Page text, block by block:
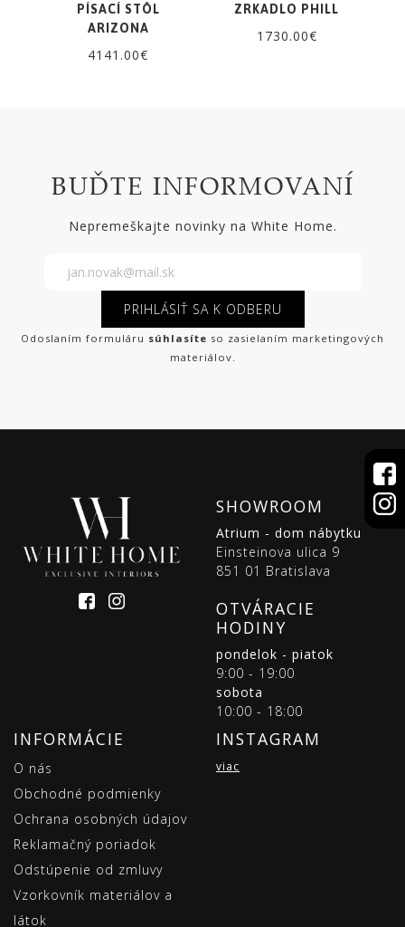
PÍSACÍ STÔL
ARIZONA
4141.00€
ZRKADLO PHILL
1730.00€
BUĎTE INFORMOVANÍ
Nepremeškajte novinky na White Home.
PRIHLÁSIŤ SA K ODBERU
Odoslaním formuláru súhlasíte so zasielaním marketingových
materiálov.
SHOWROOM
Atrium - dom nábytku
Einsteinova ulica 9
851 01 Bratislava
OTVÁRACIE
HODINY
pondelok - piatok
9:00 - 19:00
sobota
10:00 - 18:00
INFORMÁCIE
O nás
Obchodné podmienky
Ochrana osobných údajov
Reklamačný poriadok
Odstúpenie od zmluvy
Vzorkovník materiálov a
látok
INSTAGRAM
viac